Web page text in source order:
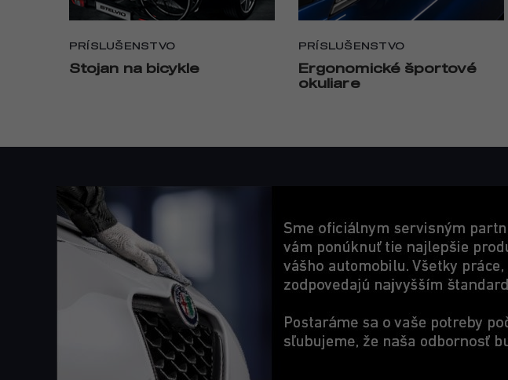
PRÍSLUŠENSTVO
Stojan na bicykle
PRÍSLUŠENSTVO
Ergonomické športové
okuliare